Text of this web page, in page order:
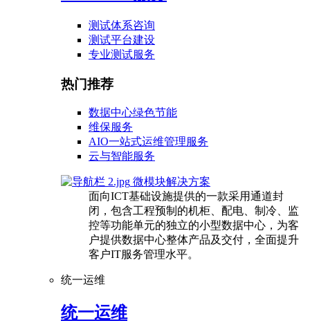
测试体系咨询
测试平台建设
专业测试服务
热门推荐
数据中心绿色节能
维保服务
AIO一站式运维管理服务
云与智能服务
微模块解决方案
面向ICT基础设施提供的一款采用通道封
闭，包含工程预制的机柜、配电、制冷、监
控等功能单元的独立的小型数据中心，为客
户提供数据中心整体产品及交付，全面提升
客户IT服务管理水平。
统一运维
统一运维